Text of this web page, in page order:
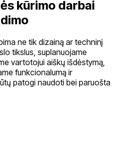
kūrimo darbai
ne tik dizainą ar techninį
tikslus, suplanuojame
vartotojui aiškų išdėstymą,
funkcionalumą ir
patogi naudoti bei paruošta